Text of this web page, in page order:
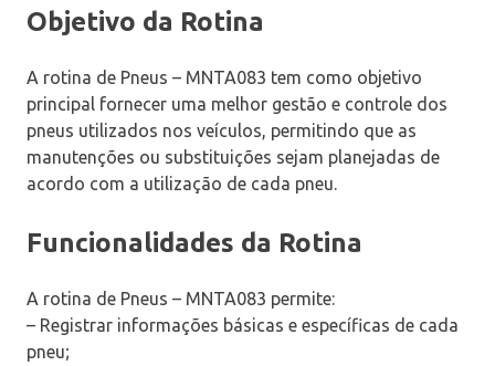
Objetivo da Rotina
A rotina de Pneus – MNTA083 tem como objetivo
principal fornecer uma melhor gestão e controle dos
pneus utilizados nos veículos, permitindo que as
manutenções ou substituições sejam planejadas de
acordo com a utilização de cada pneu.
Funcionalidades da Rotina
A rotina de Pneus – MNTA083 permite:
– Registrar informações básicas e específicas de cada
pneu;